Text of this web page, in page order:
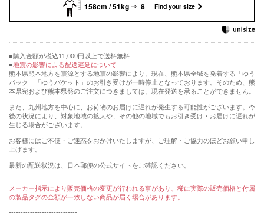
158cm / 51kg 8 Find your size
購入金額が税込11,000円以上で送料無料
地震の影響による配送遅延について
熊本県熊本地方を震源とする地震の影響により、現在、熊本県全域を発着する「ゆう
パック」「ゆうパケット」のお引き受けが一時停止となっております。そのため、熊
本県宛および熊本県発のご注文につきましては、現在発送を承ることができません。
また、九州地方を中心に、お荷物のお届けに遅れが発生する可能性がございます。今
後の状況により、対象地域の拡大や、その他の地域でもお引き受け・お届けに遅れが
生じる場合がございます。
お客様にはご不便・ご迷惑をおかけいたしますが、ご理解・ご協力のほどお願い申し
上げます。
最新の配送状況は、日本郵便の公式サイトをご確認ください。
メーカー指示により販売価格の変更が行われる事があり、稀に実際の販売価格と付属
の製品タグの金額が一致しない商品が届く場合があります。
-----------------------------